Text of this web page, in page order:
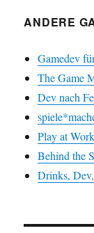
ANDERE
Gamedev
The Game
Dev nach
Play at Work
Behind the
Drinks,